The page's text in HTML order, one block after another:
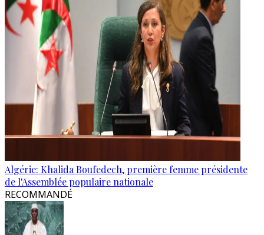
Algérie: Khalida Boufedech, première femme présidente
de l'Assemblée populaire nationale
RECOMMANDÉ